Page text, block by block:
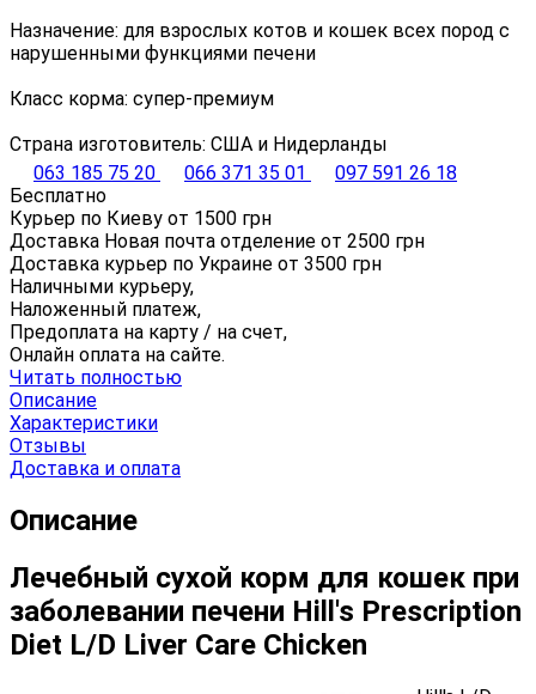
Назначение: для взрослых котов и кошек всех пород с
нарушенными функциями печени
Класс корма: супер-премиум
Страна изготовитель: США и Нидерланды
063 185 75 20
066 371 35 01
097 591 26 18
Бесплатно
Курьер по Киеву от 1500 грн
Доставка Новая почта отделение от 2500 грн
Доставка курьер по Украине от 3500 грн
Наличными курьеру,
Наложенный платеж,
Предоплата на карту / на счет,
Онлайн оплата на сайте.
Читать полностью
Описание
Характеристики
Отзывы
Доставка и оплата
Описание
Лечебный сухой корм для кошек при
заболевании печени Hill's Prescription
Diet L/D Liver Care Chicken